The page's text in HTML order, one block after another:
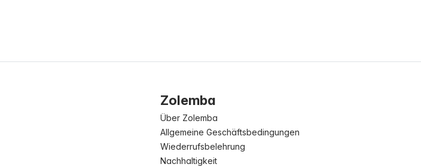
Zolemba
Über Zolemba
Allgemeine Geschäftsbedingungen
Wiederrufsbelehrung
Nachhaltigkeit